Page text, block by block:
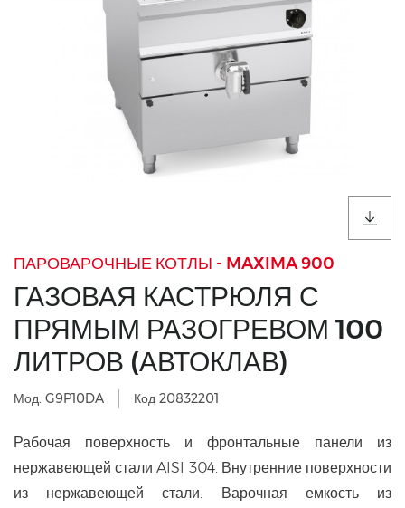
ПАРОВАРОЧНЫЕ КОТЛЫ - MAXIMA 900
ГАЗОВАЯ КАСТРЮЛЯ С
ПРЯМЫМ РАЗОГРЕВОМ 100
ЛИТРОВ (АВТОКЛАВ)
Мод. G9P10DA Код 20832201
Рабочая поверхность и фронтальные панели из
нержавеющей стали AISI 304. Внутренние поверхности
из нержавеющей стали. Варочная емкость из